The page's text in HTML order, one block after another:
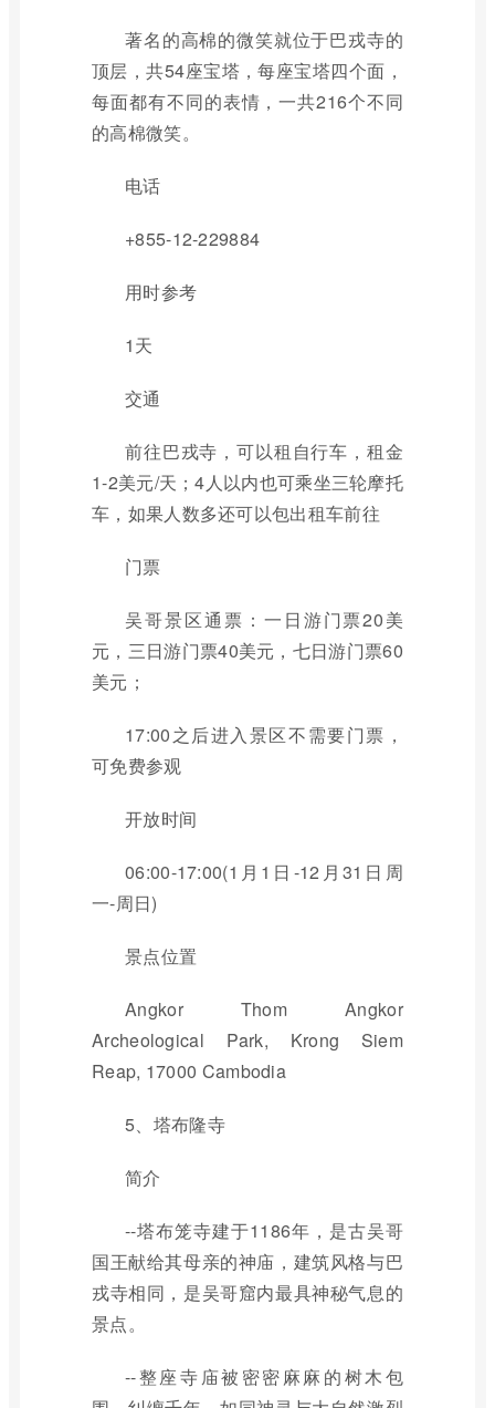
著名的高棉的微笑就位于巴戎寺的
顶层，共54座宝塔，每座宝塔四个面，
每面都有不同的表情，一共216个不同
的高棉微笑。
电话
+855-12-229884
用时参考
1天
交通
前往巴戎寺，可以租自行车，租金
1-2美元/天；4人以内也可乘坐三轮摩托
车，如果人数多还可以包出租车前往
门票
吴哥景区通票：一日游门票20美
元，三日游门票40美元，七日游门票60
美元；
17:00之后进入景区不需要门票，
可免费参观
开放时间
06:00-17:00(1月1日-12月31日周
一-周日)
景点位置
Angkor Thom Angkor
Archeological Park, Krong Siem
Reap, 17000 Cambodia
5、塔布隆寺
简介
--塔布笼寺建于1186年，是古吴哥
国王献给其母亲的神庙，建筑风格与巴
戎寺相同，是吴哥窟内最具神秘气息的
景点。
--整座寺庙被密密麻麻的树木包